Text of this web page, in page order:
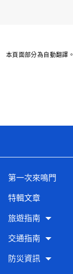
本頁面部分為自動翻譯。
第一次來鳴門
特輯文章
旅遊指南
交通指南
防災資訊